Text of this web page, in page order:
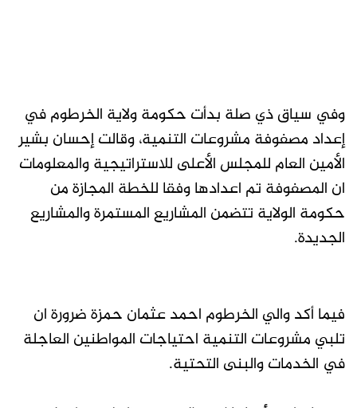
وفي سياق ذي صلة بدأت حكومة ولاية الخرطوم في
إعداد مصفوفة مشروعات التنمية، وقالت إحسان بشير
الأمين العام للمجلس الأعلى للاستراتيجية والمعلومات
ان المصفوفة تم اعدادها وفقا للخطة المجازة من
حكومة الولاية تتضمن المشاريع المستمرة والمشاريع
الجديدة.
فيما أكد والي الخرطوم احمد عثمان حمزة ضرورة ان
تلبي مشروعات التنمية احتياجات المواطنين العاجلة
في الخدمات والبنى التحتية.